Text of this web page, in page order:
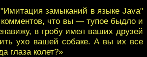
замыканий в языке Java"
комментов, что вы — тупое быдло и
в гробу имел ваших друзей
ухо вашей собаке. А вы их все
глаза колет?»